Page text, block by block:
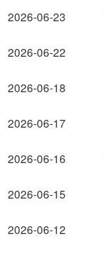
2026-06-23
2026-06-22
2026-06-18
2026-06-17
2026-06-16
2026-06-15
2026-06-12